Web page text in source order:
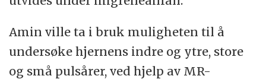
Amin ville ta i bruk muligheten til å
undersøke hjernens indre og ytre, store
og små pulsårer, ved hjelp av MR-